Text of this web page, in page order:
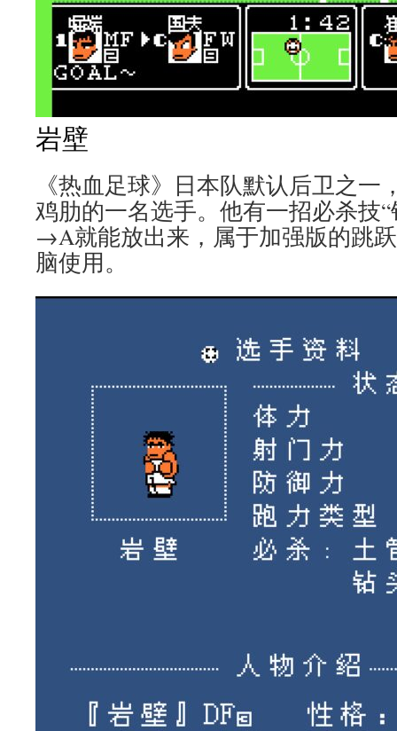
岩壁
《热血足球》日本队默认后卫之一
鸡肋的一名选手。他有一招必杀技
→A就能放出来，属于加强版的跳
脑使用。